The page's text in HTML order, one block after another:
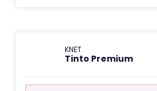
KNET
Tinto Premium